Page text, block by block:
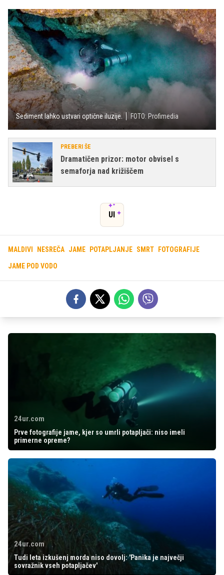
Sediment lahko ustvari optične iluzije. FOTO: Profimedia
PREBERI ŠE
Dramatičen prizor: motor obvisel s
semaforja nad križiščem
UI
MALDIVI NESREČA JAME POTAPLJANJE SMRT FOTOGRAFIJE
JAME POD VODO
24ur.com
Prve fotografije jame, kjer so umrli potapljači: niso imeli
primerne opreme?
24ur.com
Tudi leta izkušenj morda niso dovolj: 'Panika je največji
sovražnik vseh potapljačev'